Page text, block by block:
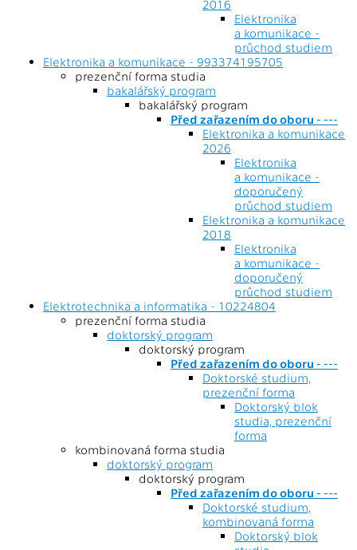
2016
Elektronika
a komunikace -
průchod studiem
Elektronika a komunikace - 993374195705
prezenční forma studia
bakalářský program
bakalářský program
Před zařazením do oboru - ---
Elektronika a komunikace
2026
Elektronika
a komunikace -
doporučený
průchod studiem
Elektronika a komunikace
2018
Elektronika
a komunikace -
doporučený
průchod studiem
Elektrotechnika a informatika - 10224804
prezenční forma studia
doktorský program
doktorský program
Před zařazením do oboru - ---
Doktorské studium,
prezenční forma
Doktorský blok
studia, prezenční
forma
kombinovaná forma studia
doktorský program
doktorský program
Před zařazením do oboru - ---
Doktorské studium,
kombinovaná forma
Doktorský blok